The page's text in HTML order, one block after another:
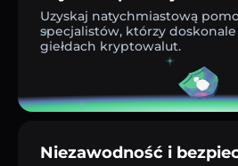
Uzyskaj natychmiastową
specjalistów, którzy doskonale
giełdach kryptowalut.
Niezawodność i